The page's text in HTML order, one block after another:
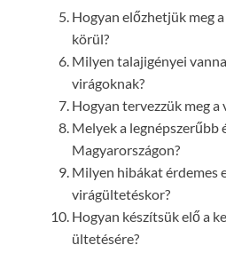
Hogyan előzhetjük meg
körül?
Milyen talajigényei
virágoknak?
Hogyan tervezzük meg a
Melyek a legnépszerűbb
Magyarországon?
Milyen hibákat érdemes
virágültetéskor?
Hogyan készítsük elő a
ültetésére?